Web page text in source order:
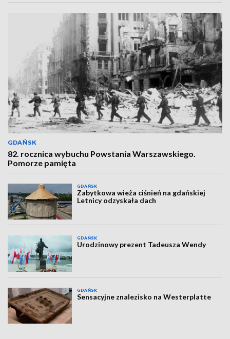
GDAŃSK
82. rocznica wybuchu Powstania Warszawskiego.
Pomorze pamięta
GDAŃSK
Zabytkowa wieża ciśnień na gdańskiej
Letnicy odzyskała dach
GDAŃSK
Urodzinowy prezent Tadeusza Wendy
GDAŃSK
Sensacyjne znalezisko na Westerplatte